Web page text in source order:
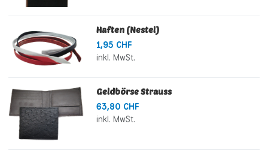
Haften (Nestel)
1,95 CHF
inkl. MwSt.
Geldbörse Strauss
63,80 CHF
inkl. MwSt.